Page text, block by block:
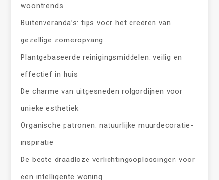
woontrends
Buitenveranda’s: tips voor het creëren van
gezellige zomeropvang
Plantgebaseerde reinigingsmiddelen: veilig en
effectief in huis
De charme van uitgesneden rolgordijnen voor
unieke esthetiek
Organische patronen: natuurlijke muurdecoratie-
inspiratie
De beste draadloze verlichtingsoplossingen voor
een intelligente woning